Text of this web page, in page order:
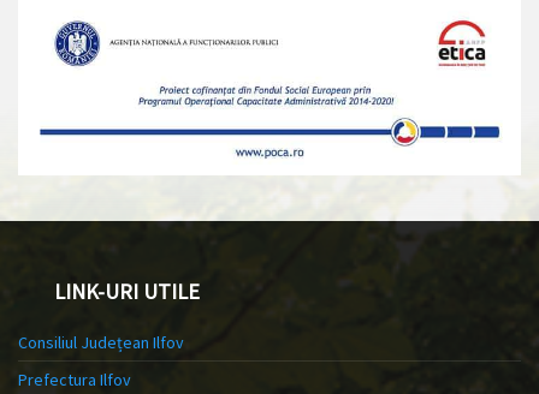
LINK-URI UTILE
Consiliul Județean Ilfov
Prefectura Ilfov